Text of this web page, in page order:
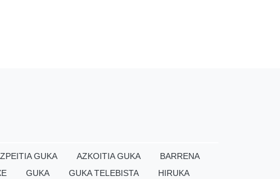
GUKA AZKOITIA GUKA
BARRENA
GUKA GUKA TELEBISTA HIRUKA